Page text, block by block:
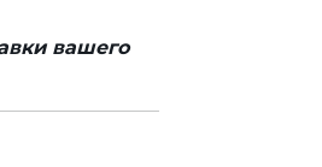
вашего